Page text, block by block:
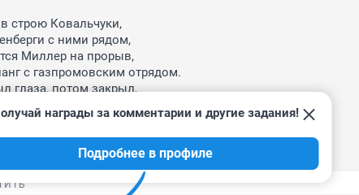
в строю Ковальчуки,
с ними рядом,
Миллер на прорыв,
с газпромовским отрядом.
глаза, потом закрыл,
фантастика творится?
зря смотрел ТВ,
подобная и снится.
награды за комментарии и другие задания!
Подробнее в профиле